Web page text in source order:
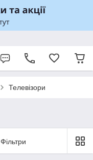
Телевізори
Фільтри